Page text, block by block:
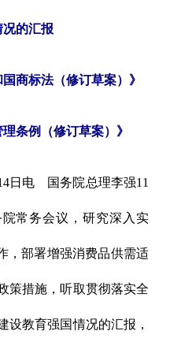
况的汇报
商标法（修订草案）》
条例（修订草案）》
电 国务院总理李强11
常务会议，研究深入实
，部署增强消费品供需适
策措施，听取贯彻落实全
设教育强国情况的汇报，